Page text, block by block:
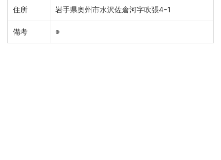
住所 岩手県奥州市水沢佐倉河字吹張4-1
備考 ※